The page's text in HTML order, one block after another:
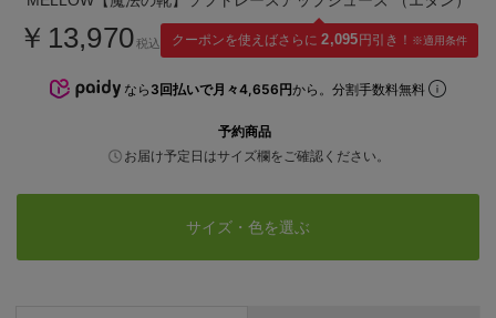
￥13,970税込 クーポンを使えばさらに2,095円引き！ ※適用条件
なら 3回払いで月々4,656円から。分割手数料無料
予約商品
お届け予定日はサイズ欄をご確認ください。
サイズ・色を選ぶ